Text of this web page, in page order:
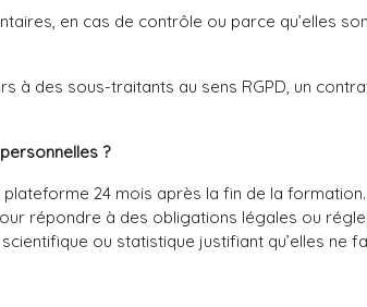
en cas de contrôle ou parce qu’elles
à des sous-traitants au sens RGPD, un
?
24 mois après la fin de la
répondre à des obligations légales ou
ou statistique justifiant qu’elles ne